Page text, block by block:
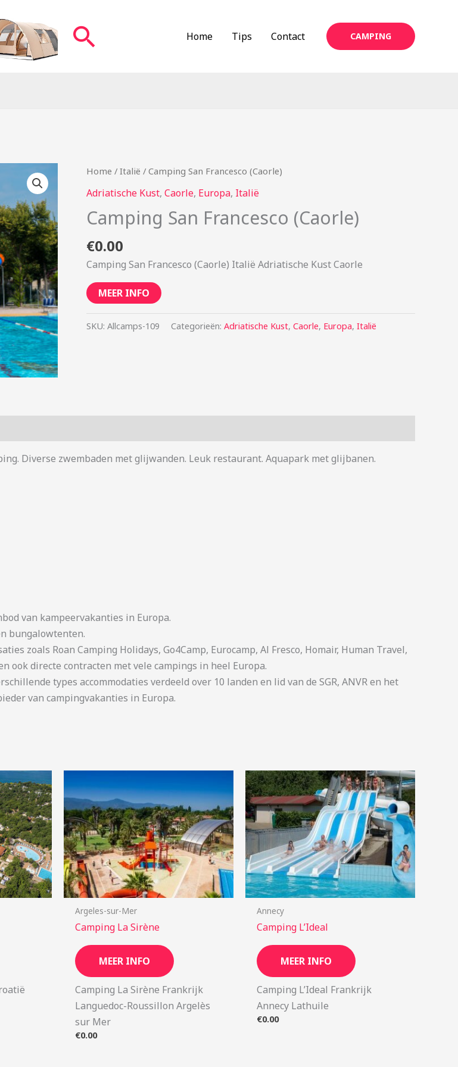
Zoeken Home Tips Contact CAMPING
Home / Italië / Camping San Francesco (Caorle)
Adriatische Kust, Caorle, Europa, Italië
Camping San Francesco (Caorle)
€0.00
Camping San Francesco (Caorle) Italië Adriatische Kust Caorle
MEER INFO
SKU: Allcamps-109 Categorieën: Adriatische Kust, Caorle, Europa, Italië
Diverse zwembaden met glijwanden. Leuk restaurant. Aquapark met glijbanen.
van kampeervakanties in Europa.
bungalowtenten.
zoals Roan Camping Holidays, Go4Camp, Eurocamp, Al Fresco, Homair, Human Travel,
ook directe contracten met vele campings in heel Europa.
types accommodaties verdeeld over 10 landen en lid van de SGR, ANVR en het
van campingvakanties in Europa.
Argeles-sur-Mer
Camping La Sirène
MEER INFO
Camping La Sirène Frankrijk
Languedoc-Roussillon Argelès
sur Mer
€0.00
Annecy
Camping L’Ideal
MEER INFO
Camping L’Ideal Frankrijk
Annecy Lathuile
€0.00